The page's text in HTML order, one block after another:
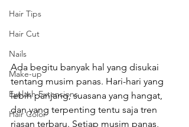
Hair Tips
Hair Cut
Nails
Make-up
Eyelash Extensions
Hair Color
Ada begitu banyak hal yang disukai
tentang musim panas. Hari-hari yang
lebih panjang, suasana yang hangat,
dan yang terpenting tentu saja tren
riasan terbaru. Setiap musim panas,